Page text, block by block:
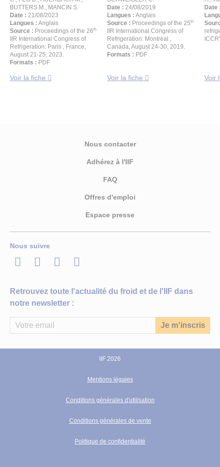
BUTTERS M., MANCIN S.
Date : 21/08/2023
Langues : Anglais
Source : Proceedings of the 26th
IIR International Congress of
Refrigeration: Paris , France,
August 21-25, 2023.
Formats : PDF
Voir la fiche
Date : 24/08/2019
Langues : Anglais
Source : Proceedings of the 25th
IIR International Congress of
Refrigeration: Montréal ,
Canada, August 24-30, 2019.
Formats : PDF
Voir la fiche
Date
Voir
Nous contacter
Adhérez à l'IIF
FAQ
Offres d'emploi
Espace presse
Nous suivre
LinkedInTwitterFacebook
Youtube
Retrouvez toute l'actualité du froid et de l'IIF dans
notre newsletter :
IIF 2026
Mentions légales
Conditions générales d'utilisation
Conditions générales de vente
Politique de confidentialité